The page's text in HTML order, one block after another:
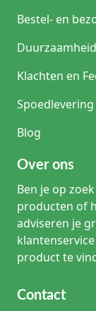
Bestel- en
Klachten en
Spoedlevering
Blog
Over ons
Ben je op
producten of
adviseren je
product te
Contact